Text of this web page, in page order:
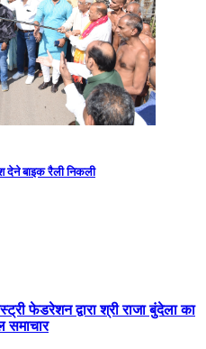
देने बाइक रैली निकली
फेडरेशन द्वारा श्री राजा बुंदेला का
समाचार